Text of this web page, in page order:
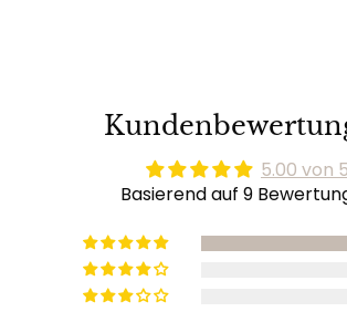
5.00 von 5
Basierend auf 9